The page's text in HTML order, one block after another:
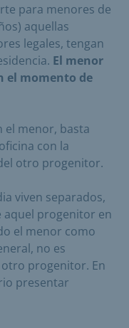
para menores de
aquellas
legales, tengan
El menor
el momento de
el menor, basta
con la
otro progenitor.
viven separados,
progenitor en
el menor como
no es
progenitor. En
presentar